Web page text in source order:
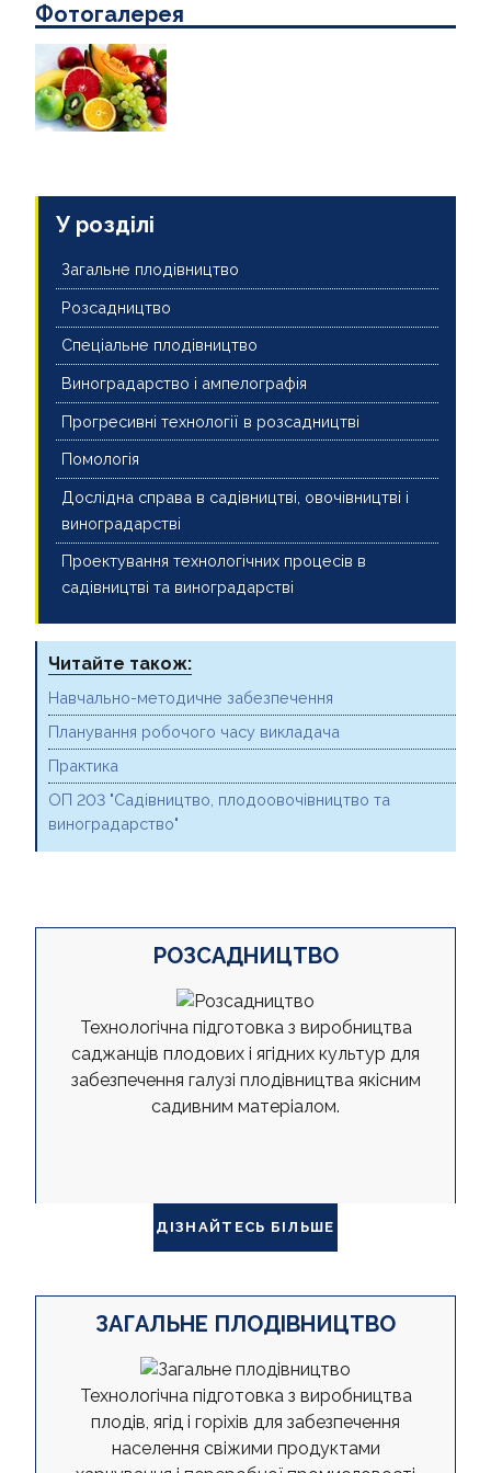
Фотогалерея
У розділі
Загальне плодівництво
Розсадництво
Спеціальне плодівництво
Виноградарство і ампелографія
Прогресивні технології в розсадництві
Помологія
Дослідна справа в садівництві, овочівництві і
виноградарстві
Проектування технологічних процесів в
садівництві та виноградарстві
Читайте також:
Навчально-методичне забезпечення
Планування робочого часу викладача
Практика
ОП 203 "Садівництво, плодоовочівництво та
виноградарство"
РОЗСАДНИЦТВО
Технологічна підготовка з виробництва
саджанців плодових і ягідних культур для
забезпечення галузі плодівництва якісним
садивним матеріалом.
ДІЗНАЙТЕСЬ БІЛЬШЕ
ЗАГАЛЬНЕ ПЛОДІВНИЦТВО
Технологічна підготовка з виробництва
плодів, ягід і горіхів для забезпечення
населення свіжими продуктами